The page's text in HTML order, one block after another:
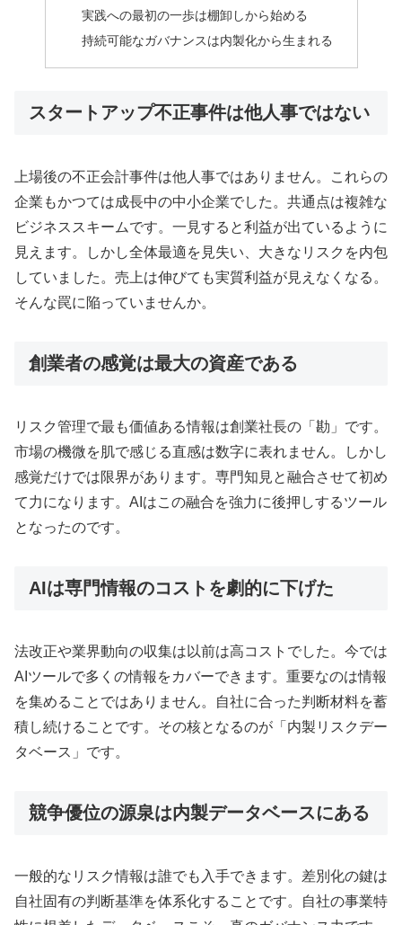
実践への最初の一歩は棚卸しから始める
持続可能なガバナンスは内製化から生まれる
スタートアップ不正事件は他人事ではない
上場後の不正会計事件は他人事ではありません。これらの
企業もかつては成長中の中小企業でした。共通点は複雑な
ビジネススキームです。一見すると利益が出ているように
見えます。しかし全体最適を見失い、大きなリスクを内包
していました。売上は伸びても実質利益が見えなくなる。
そんな罠に陥っていませんか。
創業者の感覚は最大の資産である
リスク管理で最も価値ある情報は創業社長の「勘」です。
市場の機微を肌で感じる直感は数字に表れません。しかし
感覚だけでは限界があります。専門知見と融合させて初め
て力になります。AIはこの融合を強力に後押しするツール
となったのです。
AIは専門情報のコストを劇的に下げた
法改正や業界動向の収集は以前は高コストでした。今では
AIツールで多くの情報をカバーできます。重要なのは情報
を集めることではありません。自社に合った判断材料を蓄
積し続けることです。その核となるのが「内製リスクデー
タベース」です。
競争優位の源泉は内製データベースにある
一般的なリスク情報は誰でも入手できます。差別化の鍵は
自社固有の判断基準を体系化することです。自社の事業特